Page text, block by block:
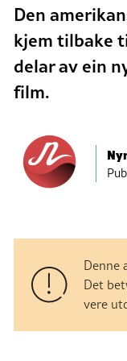
Den
kjem tilbake
delar av ein
film.
Denne
Det
vere